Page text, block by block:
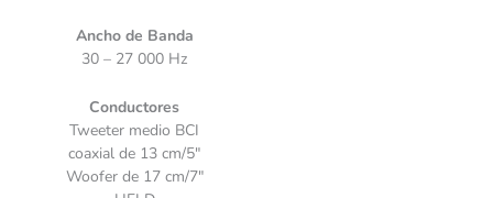
Ancho de Banda
30 – 27 000 Hz
Conductores
Tweeter medio BCI
coaxial de 13 cm/5″
Woofer de 17 cm/7″